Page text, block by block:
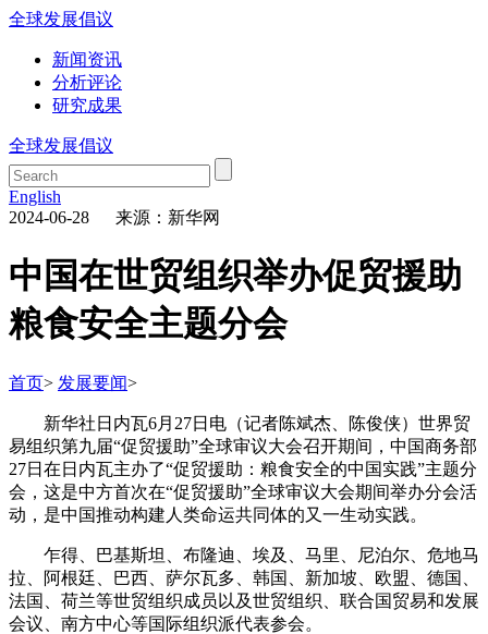
全球发展倡议
新闻资讯
分析评论
研究成果
全球发展倡议
English
2024-06-28 来源：新华网
中国在世贸组织举办促贸援助
粮食安全主题分会
首页> 发展要闻>
新华社日内瓦6月27日电（记者陈斌杰、陈俊侠）世界贸
易组织第九届“促贸援助”全球审议大会召开期间，中国商务部
27日在日内瓦主办了“促贸援助：粮食安全的中国实践”主题分
会，这是中方首次在“促贸援助”全球审议大会期间举办分会活
动，是中国推动构建人类命运共同体的又一生动实践。
乍得、巴基斯坦、布隆迪、埃及、马里、尼泊尔、危地马
拉、阿根廷、巴西、萨尔瓦多、韩国、新加坡、欧盟、德国、
法国、荷兰等世贸组织成员以及世贸组织、联合国贸易和发展
会议、南方中心等国际组织派代表参会。